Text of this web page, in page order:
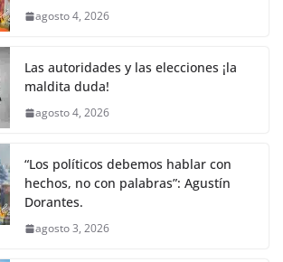
agosto 4, 2026
Las autoridades y las elecciones ¡la
maldita duda!
agosto 4, 2026
“Los políticos debemos hablar con
hechos, no con palabras”: Agustín
Dorantes.
agosto 3, 2026